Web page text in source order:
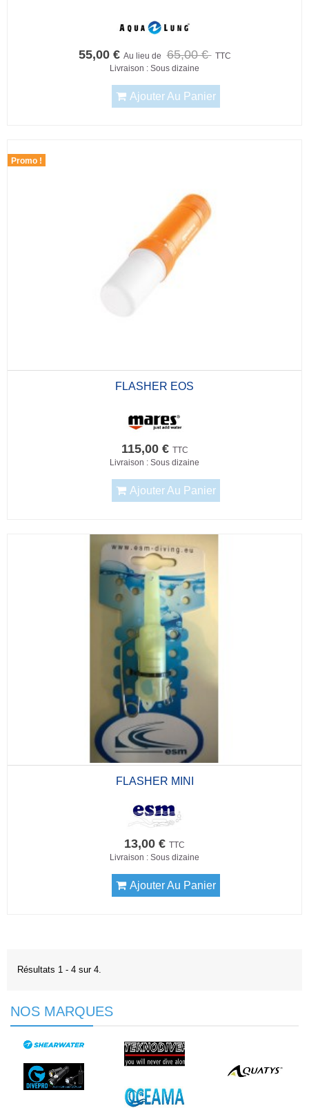
55,00 € Au lieu de 65,00 € TTC
Livraison : Sous dizaine
Ajouter Au Panier
Promo !
FLASHER EOS
115,00 € TTC
Livraison : Sous dizaine
Ajouter Au Panier
FLASHER MINI
13,00 € TTC
Livraison : Sous dizaine
Ajouter Au Panier
Résultats 1 - 4 sur 4.
NOS MARQUES